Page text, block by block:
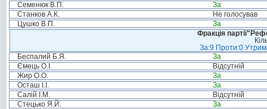
Семенюк В.П.
За
Станков А.К.
Не голосував
Цушко В.П.
За
Фракція
За:9 Проти:0
Беспалий Б.Я.
За
Ємець О.І.
Відсутній
Жир О.О.
За
Осташ І.І.
За
Салій І.М.
Відсутній
Стецько Я.Й.
За